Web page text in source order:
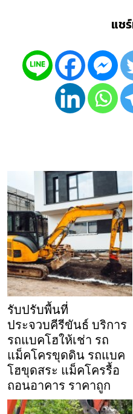
แช
รับปรับพื้นที่
ประจวบคีรีขันธ์ บริการ
รถแบคโฮให้เช่า รถ
แม็คโครขุดดิน รถแบค
โฮขุดสระ แม็คโครรื้อ
ถอนอาคาร ราคาถูก